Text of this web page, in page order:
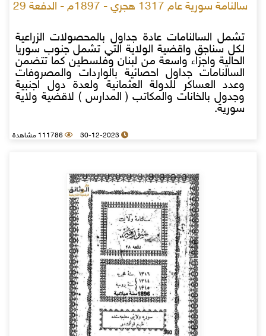
سالنامة سورية عام 1317 هجري - 1897م - الدفعة 29
تشمل السالنامات عادة جداول بالمحصولات الزراعية
لكل سناجق واقضية الولاية التي تشمل جنوب سوريا
الحالية واجزاء واسعة من لبنان وفلسطين كما تتضمن
السالنامات جداول احصائية بالواردات والمصروفات
وعدد العساكر للدولة العثمانية ولعدة دول اجنبية
وجدول بالخانات والمكاتب ( المدارس ) لاقضية ولاية
سورية.
30-12-2023 111786 مشاهدة